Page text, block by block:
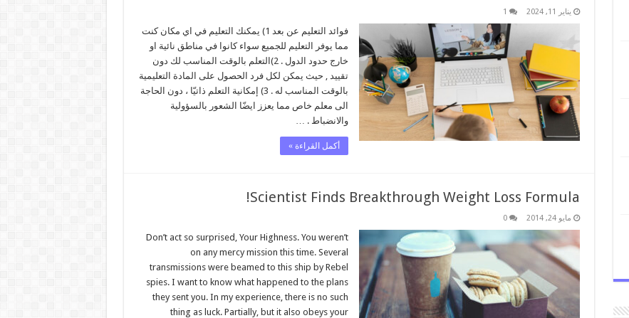
يناير 11, 2024 1
فوائد التعليم عن بعد 1) يمكنك التعليم في اي مكان كنت
مما يوفر التعليم للجميع سواء كانوا في مناطق نائية او
خارج حدود الدول . 2)التعلم بالوقت المناسب لك دون
تقييد , حيث يمكن لكل فرد الحصول على المادة التعليمية
بالوقت المناسب له . 3) إمكانية التعلم ذاتيّا ، دون الحاجة
الى معلم خاص مما يعزز ايضّا الشعور بالسؤولية
والانضباط . …
أكمل القراءة »
Scientist Finds Breakthrough Weight Loss Formula!
مايو 24, 2014 0
Don’t act so surprised, Your Highness. You weren’t
on any mercy mission this time. Several
transmissions were beamed to this ship by Rebel
spies. I want to know what happened to the plans
they sent you. In my experience, there is no such
thing as luck. Partially, but it also obeys your